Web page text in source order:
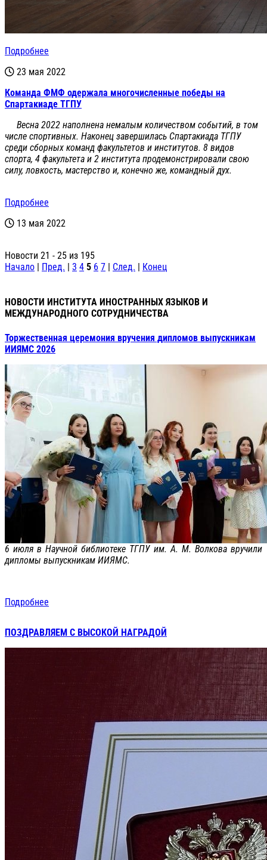
Подробнее
23 мая 2022
Команда ФМФ одержала многочисленные победы на
Спартакиаде ТГПУ
Весна 2022 наполнена немалым количеством событий, в том
числе спортивных. Наконец завершилась Спартакиада ТГПУ
среди сборных команд факультетов и институтов. 8 видов
спорта, 4 факультета и 2 института продемонстрировали свою
силу, ловкость, мастерство и, конечно же, командный дух.
Подробнее
13 мая 2022
Новости 21 - 25 из 195
Начало | Пред. | 3 4 5 6 7 | След. | Конец
НОВОСТИ ИНСТИТУТА ИНОСТРАННЫХ ЯЗЫКОВ И
МЕЖДУНАРОДНОГО СОТРУДНИЧЕСТВА
Торжественная церемония вручения дипломов выпускникам
ИИЯМС 2026
6 июля в Научной библиотеке ТГПУ им. А. М. Волкова вручили
дипломы выпускникам ИИЯМС.
Подробнее
ПОЗДРАВЛЯЕМ С ВЫСОКОЙ НАГРАДОЙ